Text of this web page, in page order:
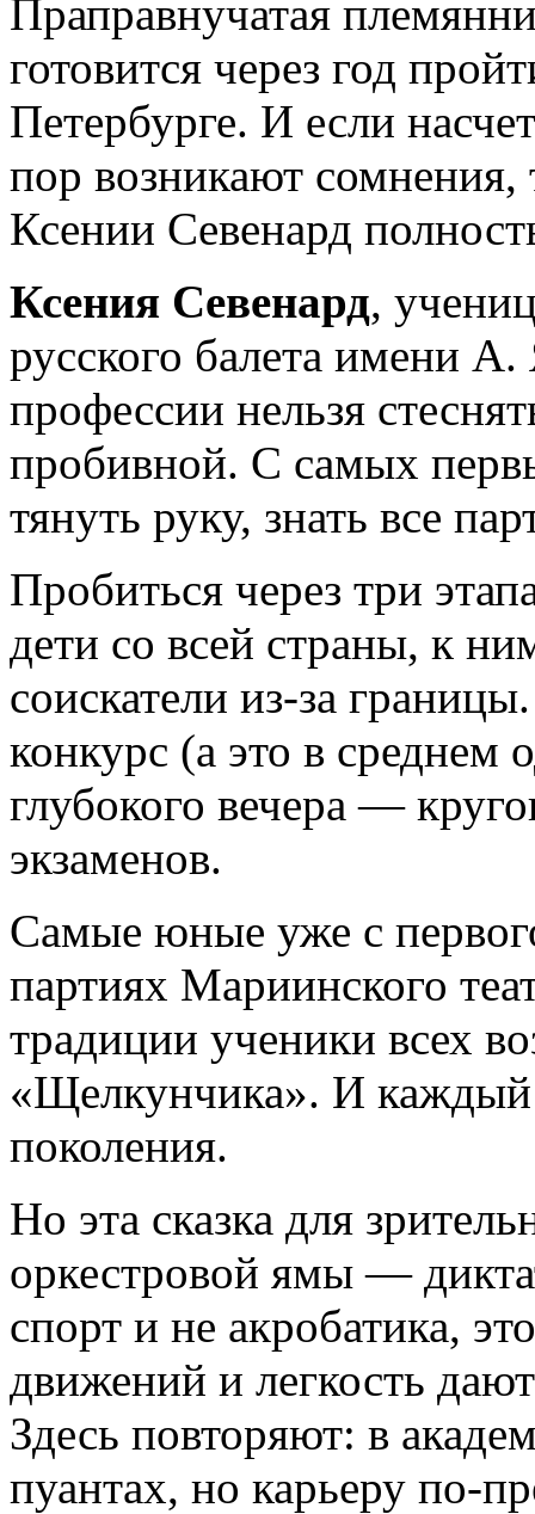
Праправнучатая
готовится через год
Петербурге. И если
пор возникают сомнения,
Ксении Севенард
Ксения Севенард,
русского балета имени
профессии нельзя
пробивной. С самых
тянуть руку, знать все
Пробиться через три
дети со всей страны, к
соискатели из-за
конкурс (а это в среднем
глубокого вечера —
экзаменов.
Самые юные уже с
партиях Мариинского
традиции ученики всех
«Щелкунчика». И
поколения.
Но эта сказка для
оркестровой ямы —
спорт и не акробатика,
движений и легкость
Здесь повторяют: в
пуантах, но карьеру по-